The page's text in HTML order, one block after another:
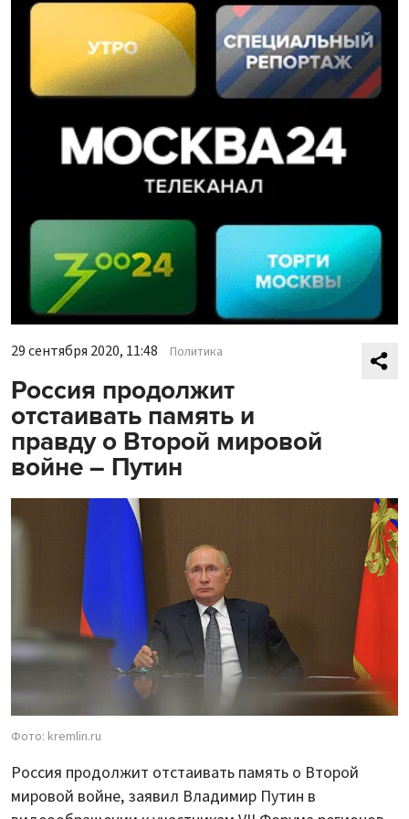
29 сентября 2020, 11:48 Политика
Россия продолжит
отстаивать память и
правду о Второй мировой
войне – Путин
Фото: kremlin.ru
Россия продолжит отстаивать память о Второй
мировой войне, заявил Владимир Путин в